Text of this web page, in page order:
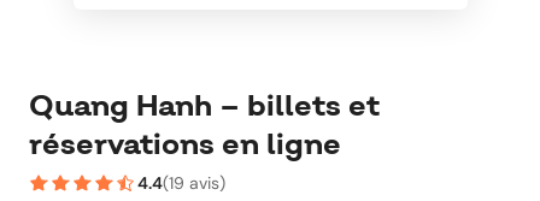
Quang Hanh – billets et
réservations en ligne
4.4(19 avis)